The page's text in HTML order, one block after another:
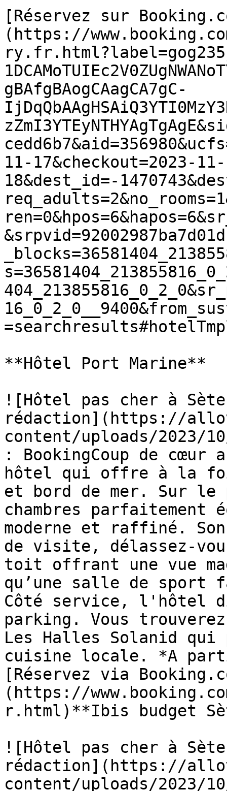
[Réservez sur
(https://
gBAfgBAogCAagCA7gC-
11-17&checkout=2023-11-
18&dest_id=-
**Hôtel Port Marine**
![Hôtel pas cher à
rédaction](https://
content/uploads/2023/
: BookingCoup de cœur
hôtel qui offre à la
et bord de mer. Sur
chambres parfaitement
moderne et raffiné.
de visite, délassez-
toit offrant une vue
qu’une salle de
Côté service, l'hôtel
parking. Vous
Les Halles Solanid qui
cuisine locale. *A
[Réservez via
(https://
r.html)**Ibis budget
![Hôtel pas cher à
rédaction](https://
content/uploads/2023/